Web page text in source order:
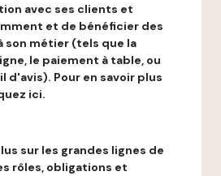
avec ses clients et
et de bénéficier des
son métier (tels que la
le paiement à table, ou
d'avis). Pour en savoir plus
ici.
sur les grandes lignes de
rôles, obligations et